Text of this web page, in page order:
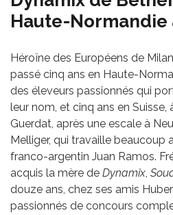
Haute-Normandie
Héroïne des Européens de
passé cinq ans en Haute-
des éleveurs passionnés qui
leur nom, et cinq ans en Suisse,
Guerdat, après une escale à
Melliger, qui travaille beaucoup
franco-argentin Juan Ramos.
acquis la mère de Dynamix,
douze ans, chez ses amis
passionnés de concours